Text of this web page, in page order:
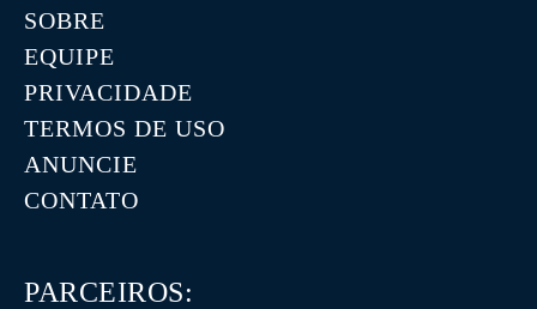
SOBRE
EQUIPE
PRIVACIDADE
TERMOS DE USO
ANUNCIE
CONTATO
PARCEIROS: